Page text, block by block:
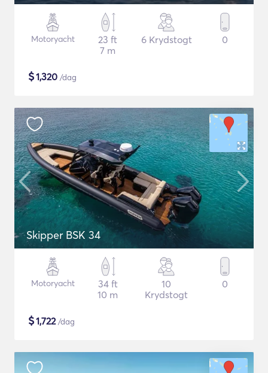
Motoryacht
23 ft
7 m
6 Krydstogt 0
$1,320 /dag
Skipper BSK 34
Motoryacht
34 ft
10 m
10
Krydstogt
0
$1,722/dag